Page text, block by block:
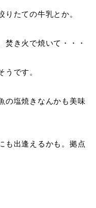
たての牛乳とか。
き火で焼いて・・・
です。
の塩焼きなんかも美味
も出逢えるかも。拠点